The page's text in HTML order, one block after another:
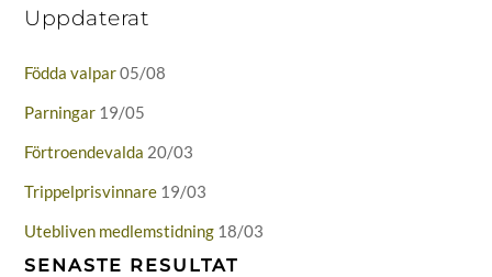
Uppdaterat
Födda valpar05/08
Parningar 19/05
Förtroendevalda 20/03
Trippelprisvinnare 19/03
Utebliven medlemstidning 18/03
SENASTE RESULTAT